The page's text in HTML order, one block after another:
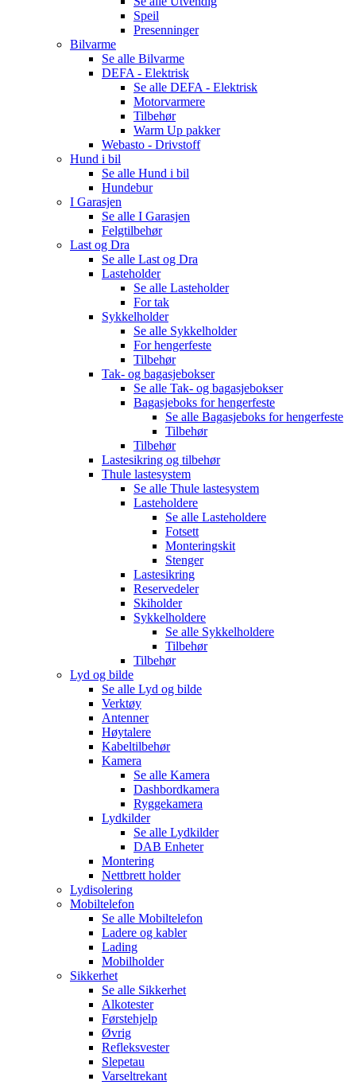
Speil
Presenninger
Bilvarme
Se alle Bilvarme
DEFA - Elektrisk
Se alle DEFA - Elektrisk
Motorvarmere
Tilbehør
Warm Up pakker
Webasto - Drivstoff
Hund i bil
Se alle Hund i bil
Hundebur
I Garasjen
Se alle I Garasjen
Felgtilbehør
Last og Dra
Se alle Last og Dra
Lasteholder
Se alle Lasteholder
For tak
Sykkelholder
Se alle Sykkelholder
For hengerfeste
Tilbehør
Tak- og bagasjebokser
Se alle Tak- og bagasjebokser
Bagasjeboks for hengerfeste
Se alle Bagasjeboks for hengerfeste
Tilbehør
Tilbehør
Lastesikring og tilbehør
Thule lastesystem
Se alle Thule lastesystem
Lasteholdere
Se alle Lasteholdere
Fotsett
Monteringskit
Stenger
Lastesikring
Reservedeler
Skiholder
Sykkelholdere
Se alle Sykkelholdere
Tilbehør
Tilbehør
Lyd og bilde
Se alle Lyd og bilde
Verktøy
Antenner
Høytalere
Kabeltilbehør
Kamera
Se alle Kamera
Dashbordkamera
Ryggekamera
Lydkilder
Se alle Lydkilder
DAB Enheter
Montering
Nettbrett holder
Lydisolering
Mobiltelefon
Se alle Mobiltelefon
Ladere og kabler
Lading
Mobilholder
Sikkerhet
Se alle Sikkerhet
Alkotester
Førstehjelp
Øvrig
Refleksvester
Slepetau
Varseltrekant